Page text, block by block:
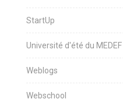
StartUp
Université d'été du MEDEF
Weblogs
Webschool